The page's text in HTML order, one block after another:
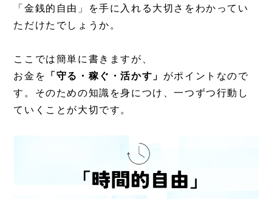
「金銭的自由」を手に入れる大切さをわかってい
ただけたでしょうか。
ここでは簡単に書きますが、
お金を
「守る・稼ぐ・活かす」 がポイントなので
す。そのための知識を身につけ、一つずつ行動し
ていくことが大切です。